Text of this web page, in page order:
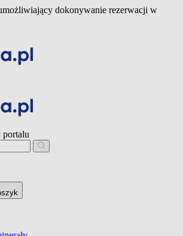
dokonywanie rezerwacji w
portalu